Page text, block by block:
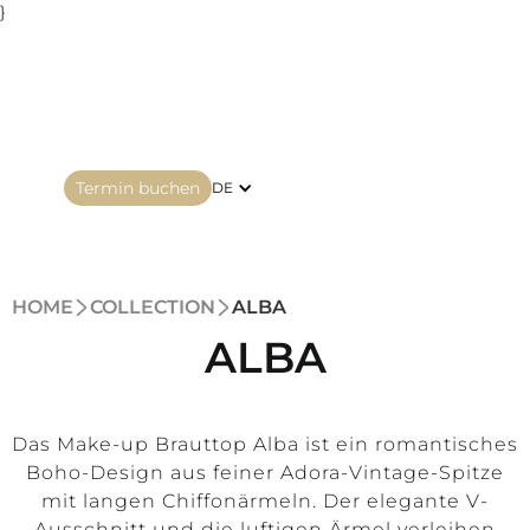
}
Termin buchen DE
HOME COLLECTION ALBA
ALBA
Das Make-up Brauttop Alba ist ein romantisches
Boho-Design aus feiner Adora-Vintage-Spitze
mit langen Chiffonärmeln. Der elegante V-